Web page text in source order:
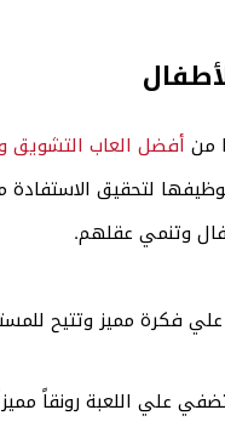
من أفضل العاب التشويق
لتحقيق الاستفادة
وتنمي عقلهم.
علي فكرة مميز وتتيح
علي اللعبة رونقاً